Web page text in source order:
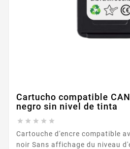
Cartucho compatible
negro sin nivel de tinta
    
Cartouche d'encre compatible
noir Sans affichage du niveau d'encre = sans puce